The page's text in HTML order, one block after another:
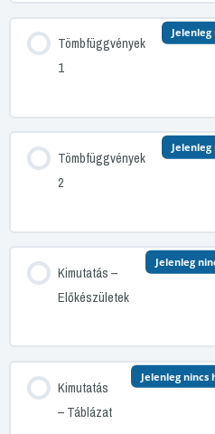
Tömbfüggvények
1
Tömbfüggvények
2
Kimutatás –
Előkészületek
Jelenleg
Kimutatás
– Táblázat
Jelenleg